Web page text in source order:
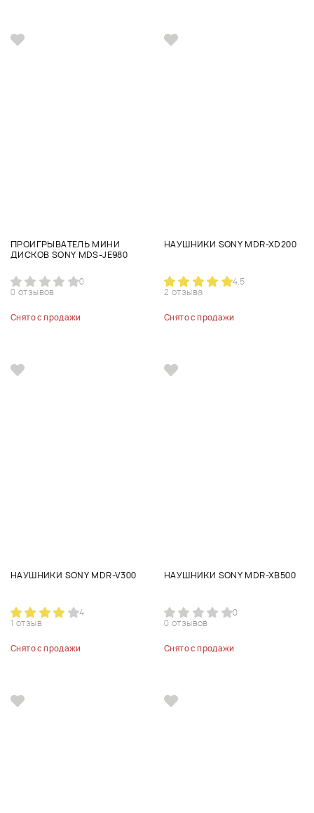
ПРОИГРЫВАТЕЛЬ МИНИ
ДИСКОВ SONY MDS-JE980
0
0 отзывов
Снято с продажи
НАУШНИКИ SONY MDR-XD200
4.5
2 отзыва
Снято с продажи
НАУШНИКИ SONY MDR-V300
4
1 отзыв
Снято с продажи
НАУШНИКИ SONY MDR-XB500
0
0 отзывов
Снято с продажи